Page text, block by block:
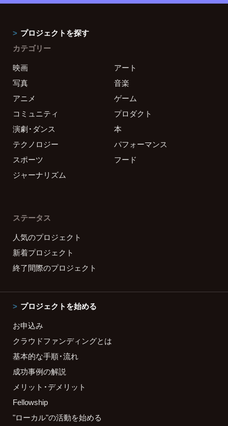
プロジェクトを探す
カテゴリー
映画
アート
写真
音楽
アニメ
ゲーム
コミュニティ
プロダクト
演劇・ダンス
本
テクノロジー
パフォーマンス
スポーツ
フード
ジャーナリズム
ステータス
人気のプロジェクト
新着プロジェクト
終了間際のプロジェクト
プロジェクトを始める
お申込み
クラウドファンディングとは
基本的な手順・流れ
成功事例の解説
メリット・デメリット
Fellowship
"ローカル"の活動を始める